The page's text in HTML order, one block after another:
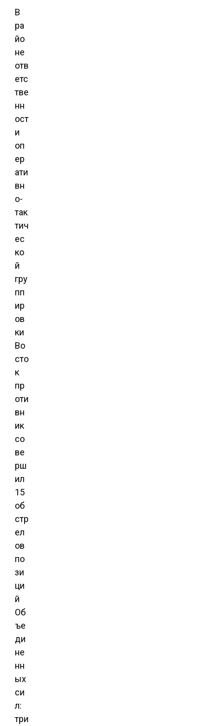
В
ра
йо
не
отв
етс
тве
нн
ост
и
оп
ер
ати
вн
о-
так
тич
ес
ко
й
гру
пп
ир
ов
ки
Во
сто
к
пр
оти
вн
ик
со
ве
рш
ил
15
об
стр
ел
ов
по
зи
ци
й
Об
ъе
ди
не
нн
ых
си
л:
три